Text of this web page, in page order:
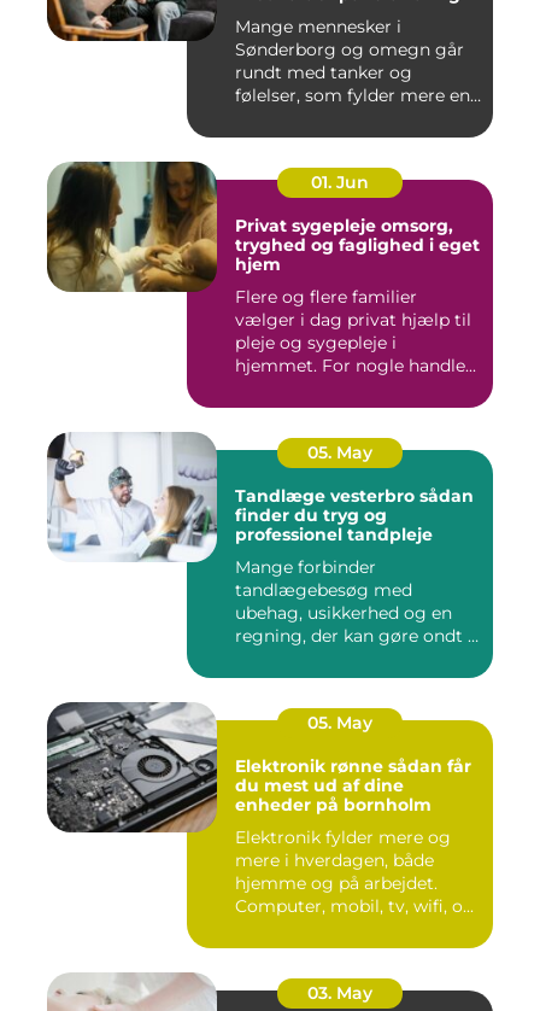
Mange mennesker i
Sønderborg og omegn går
rundt med tanker og
følelser, som fylder mere end
01. Jun
Privat sygepleje omsorg,
tryghed og faglighed i eget
hjem
Flere og flere familier
vælger i dag privat hjælp til
pleje og sygepleje i
hjemmet. For nogle handle...
05. May
Tandlæge vesterbro sådan
finder du tryg og
professionel tandpleje
Mange forbinder
tandlægebesøg med
ubehag, usikkerhed og en
regning, der kan gøre ondt i
05. May
Elektronik rønne sådan får
du mest ud af dine
enheder på bornholm
Elektronik fylder mere og
mere i hverdagen, både
hjemme og på arbejdet.
Computer, mobil, tv, wifi, o...
03. May